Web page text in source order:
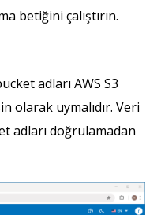
betiğini çalıştırın.
adları AWS S3
olarak uymalıdır. Veri
adları doğrulamadan